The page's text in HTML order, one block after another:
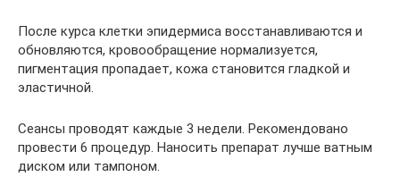
После курса клетки эпидермиса восстанавливаются и
обновляются, кровообращение нормализуется,
пигментация пропадает, кожа становится гладкой и
эластичной.
Сеансы проводят каждые 3 недели. Рекомендовано
провести 6 процедур. Наносить препарат лучше ватным
диском или тампоном.